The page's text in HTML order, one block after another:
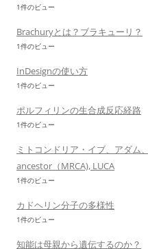
1件のビュー
Brachuryとは？ブラキューリ？
1件のビュー
InDesignの使い方
1件のビュー
ポルフィリンの生合成反応経路
1件のビュー
ミトコンドリア・イブ、アダ
ancestor（MRCA), LUCA
1件のビュー
カドヘリン分子の多様性
1件のビュー
知能は母親から遺伝するのか？